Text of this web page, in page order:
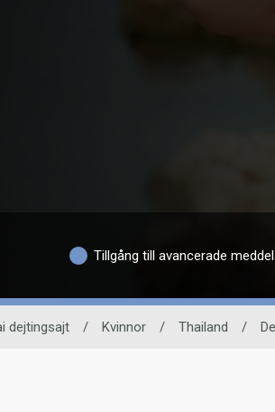
Tillgång till avancerade
dejtingsajt / Kvinnor / Thailand /